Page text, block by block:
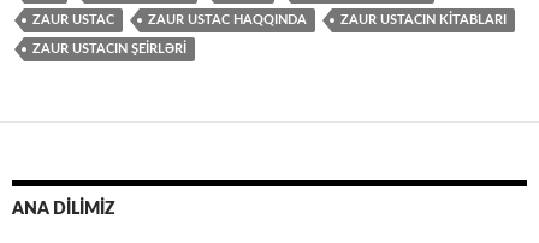
ZAUR USTAC ZAUR USTAC HAQQINDA ZAUR USTACIN KİTABLARI
ZAUR USTACIN ŞEİRLƏRİ
ANA DİLİMİZ